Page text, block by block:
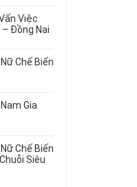
Việc
Đồng Nai
Chế Biến
Gia
Chế Biến
Siêu